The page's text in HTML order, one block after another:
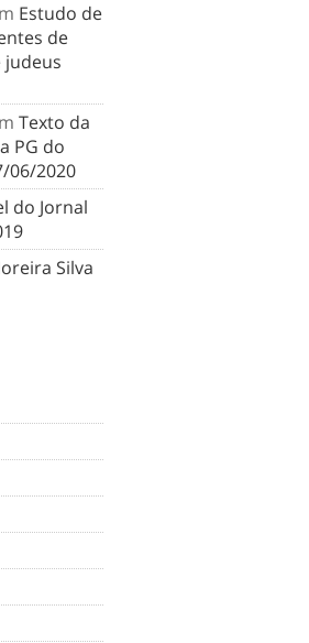
Estudo de
de
judeus
Texto da
PG do
06/2020
do Jornal
Silva